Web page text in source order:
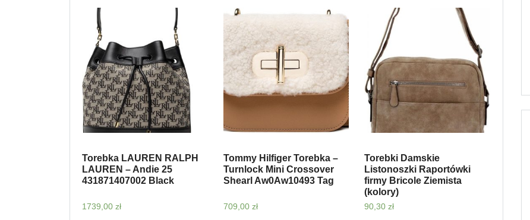
Torebka LAUREN RALPH
LAUREN – Andie 25
431871407002 Black
1739,00 zł
Tommy Hilfiger Torebka –
Turnlock Mini Crossover
Shearl Aw0Aw10493 Tag
709,00 zł
Torebki Damskie
Listonoszki Raportówki
firmy Bricole Ziemista
(kolory)
90,30zł